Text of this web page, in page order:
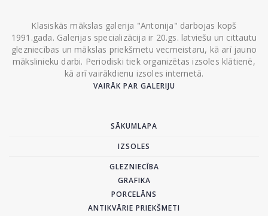
Klasiskās mākslas galerija "Antonija" darbojas kopš
1991.gada. Galerijas specializācija ir 20.gs. latviešu un cittautu
glezniecības un mākslas priekšmetu vecmeistaru, kā arī jauno
mākslinieku darbi. Periodiski tiek organizētas izsoles klātienē,
kā arī vairākdienu izsoles internetā.
VAIRĀK PAR GALERIJU
SĀKUMLAPA
IZSOLES
GLEZNIECĪBA
GRAFIKA
PORCELĀNS
ANTIKVĀRIE PRIEKŠMETI